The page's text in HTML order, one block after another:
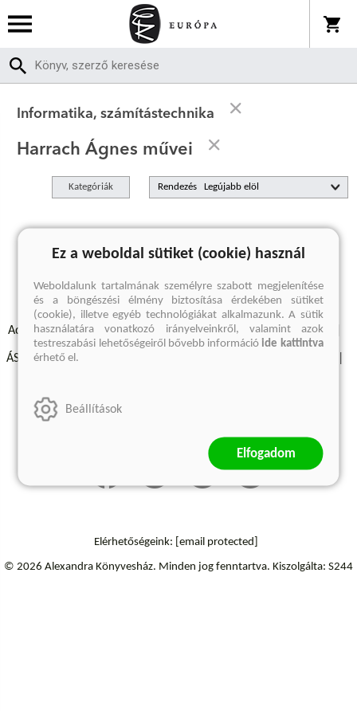
Informatika, számítástechnika
Harrach Ágnes művei
Kategóriák Rendezés
A keresett kifejezésre nincs találat
Adatvédelmi szabályzatok Elállási felmondási nyilatkozat
ÁSZF - Vásárlási feltételek
Szállítási információk
Elérhetőségeink: [email protected]
© 2026 Alexandra Könyvesház. Minden jog fenntartva. Kiszolgálta: S244
Ez a weboldal sütiket (cookie) használ
Weboldalunk tartalmának személyre szabott megjelenítése
és a böngészési élmény biztosítása érdekében sütiket
(cookie), illetve egyéb technológiákat alkalmazunk. A sütik
használatára vonatkozó irányelveinkről, valamint azok
testreszabási lehetőségeiről bővebb információide kattintva
érhető el.
Beállítások
Elfogadom